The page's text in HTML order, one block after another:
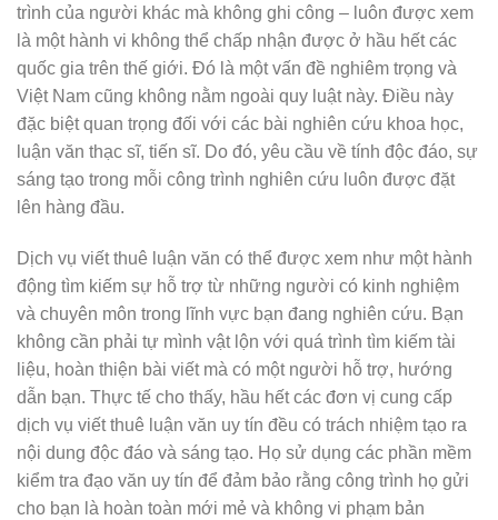
trình của người khác mà không ghi công – luôn được xem
là một hành vi không thể chấp nhận được ở hầu hết các
quốc gia trên thế giới. Đó là một vấn đề nghiêm trọng và
Việt Nam cũng không nằm ngoài quy luật này. Điều này
đặc biệt quan trọng đối với các bài nghiên cứu khoa học,
luận văn thạc sĩ, tiến sĩ. Do đó, yêu cầu về tính độc đáo, sự
sáng tạo trong mỗi công trình nghiên cứu luôn được đặt
lên hàng đầu.
Dịch vụ viết thuê luận văn có thể được xem như một hành
động tìm kiếm sự hỗ trợ từ những người có kinh nghiệm
và chuyên môn trong lĩnh vực bạn đang nghiên cứu. Bạn
không cần phải tự mình vật lộn với quá trình tìm kiếm tài
liệu, hoàn thiện bài viết mà có một người hỗ trợ, hướng
dẫn bạn. Thực tế cho thấy, hầu hết các đơn vị cung cấp
dịch vụ viết thuê luận văn uy tín đều có trách nhiệm tạo ra
nội dung độc đáo và sáng tạo. Họ sử dụng các phần mềm
kiểm tra đạo văn uy tín để đảm bảo rằng công trình họ gửi
cho bạn là hoàn toàn mới mẻ và không vi phạm bản